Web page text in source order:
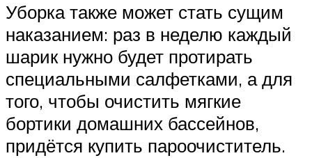
Уборка также может стать сущим
наказанием: раз в неделю каждый
шарик нужно будет протирать
специальными салфетками, а для
того, чтобы очистить мягкие
бортики домашних бассейнов,
придётся купить пароочиститель.